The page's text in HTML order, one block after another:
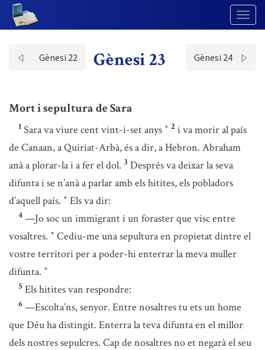
Gènesi 22 Gènesi 23 Gènesi 24
Mort i sepultura de Sara
1 Sara va viure cent vint-i-set anys * 2 i va morir al país
de Canaan, a Quiriat-Arbà, és a dir, a Hebron. Abraham
anà a plorar-la i a fer el dol. 3 Després va deixar la seva
difunta i se n’anà a parlar amb els hitites, els pobladors
d’aquell país. * Els va dir:
4 —Jo soc un immigrant i un foraster que visc entre
vosaltres. * Cediu-me una sepultura en propietat dintre el
vostre territori per a poder-hi enterrar la meva muller
difunta. *
5 Els hitites van respondre:
6 —Escolta’ns, senyor. Entre nosaltres tu ets un home
que Déu ha distingit. Enterra la teva difunta en el millor
dels nostres sepulcres. Cap de nosaltres no et negarà el seu